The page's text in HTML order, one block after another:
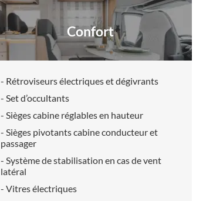
Confort
- Rétroviseurs électriques et dégivrants
- Set d’occultants
- Sièges cabine réglables en hauteur
- Sièges pivotants cabine conducteur et
passager
- Système de stabilisation en cas de vent
latéral
- Vitres électriques